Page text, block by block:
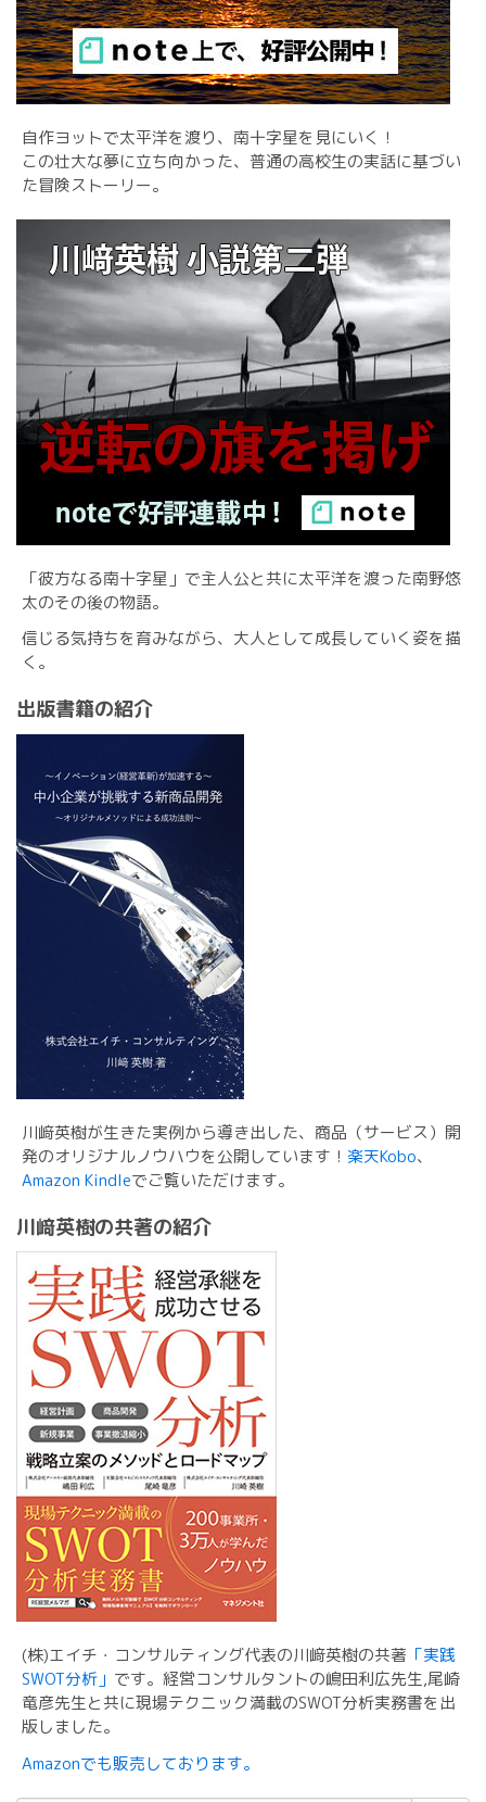
自作ヨットで太平洋を渡り、南十字星を見にいく！
この壮大な夢に立ち向かった、普通の高校生の実話に基づい
た冒険ストーリー。
「彼方なる南十字星」で主人公と共に太平洋を渡った南野悠
太のその後の物語。
信じる気持ちを育みながら、大人として成長していく姿を描
く。
出版書籍の紹介
川﨑英樹が生きた実例から導き出した、商品（サービス）開
発のオリジナルノウハウを公開しています！ 楽天Kobo、
Amazon Kindleでご覧いただけます。
川﨑英樹の共著の紹介
(株)エイチ・コンサルティング代表の川﨑英樹の共著 「実践
SWOT分析」 です。経営コンサルタントの嶋田利広先生,尾崎
竜彦先生と共に現場テクニック満載のSWOT分析実務書を出
版しました。
Amazonでも販売しております。